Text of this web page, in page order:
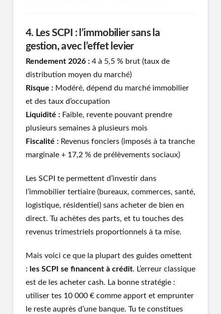
4. Les SCPI : l’immobilier sans la
gestion, avec l’effet levier
Rendement 2026 :4 à 5,5 % brut (taux de
distribution moyen du marché)
Risque :Modéré, dépend du marché immobilier
et des taux d’occupation
Liquidité :Faible, revente pouvant prendre
plusieurs semaines à plusieurs mois
Fiscalité :Revenus fonciers (imposés à ta tranche
marginale + 17,2 % de prélèvements sociaux)
Les SCPI te permettent d’investir dans
l’immobilier tertiaire (bureaux, commerces, santé,
logistique, résidentiel) sans acheter de bien en
direct. Tu achètes des parts, et tu touches des
revenus trimestriels proportionnels à ta mise.
Mais voici ce que la plupart des guides omettent
: les SCPI se financent à crédit. L’erreur classique
est de les acheter cash. La bonne stratégie :
utiliser tes 10 000 € comme apport et emprunter
le reste auprès d’une banque. Tu te constitues